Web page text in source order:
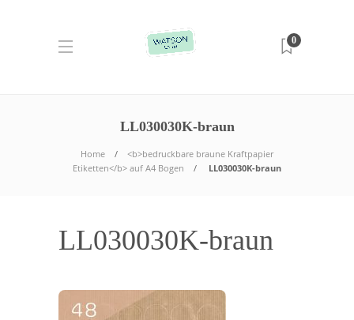
0
LL030030K-braun
Home
<b>bedruckbare braune Kraftpapier
Etiketten</b> auf A4 Bogen
LL030030K-braun
LL030030K-braun